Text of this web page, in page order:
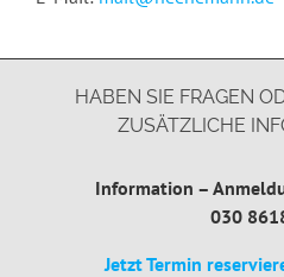
HABEN SIE FRAGEN
ZUSÄTZLICHE
Information –
030
Jetzt Termin